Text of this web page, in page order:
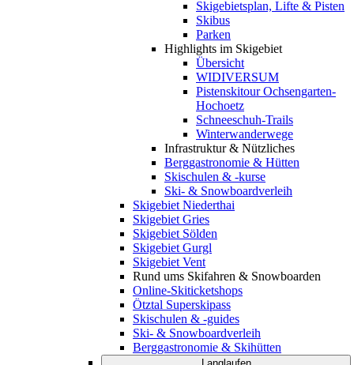
Skigebietsplan, Lifte & Pisten
Skibus
Parken
Highlights im Skigebiet
Übersicht
WIDIVERSUM
Pistenskitour Ochsengarten-
Hochoetz
Schneeschuh-Trails
Winterwanderwege
Infrastruktur & Nützliches
Berggastronomie & Hütten
Skischulen & -kurse
Ski- & Snowboardverleih
Skigebiet Niederthai
Skigebiet Gries
Skigebiet Sölden
Skigebiet Gurgl
Skigebiet Vent
Rund ums Skifahren & Snowboarden
Online-Skiticketshops
Ötztal Superskipass
Skischulen & -guides
Ski- & Snowboardverleih
Berggastronomie & Skihütten